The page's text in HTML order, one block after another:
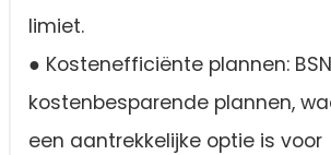
limiet.
● Kostenefficiënte plannen:
kostenbesparende plannen,
een aantrekkelijke optie is voor